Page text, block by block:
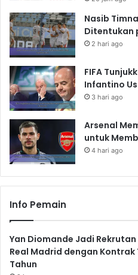
Nasib
Ditentukan
2 hari ago
FIFA
Infantino
3 hari ago
Arsenal
untuk
4 hari ago
Info Pemain
Yan Diomande Jadi
Real Madrid dengan Kontrak
Tahun